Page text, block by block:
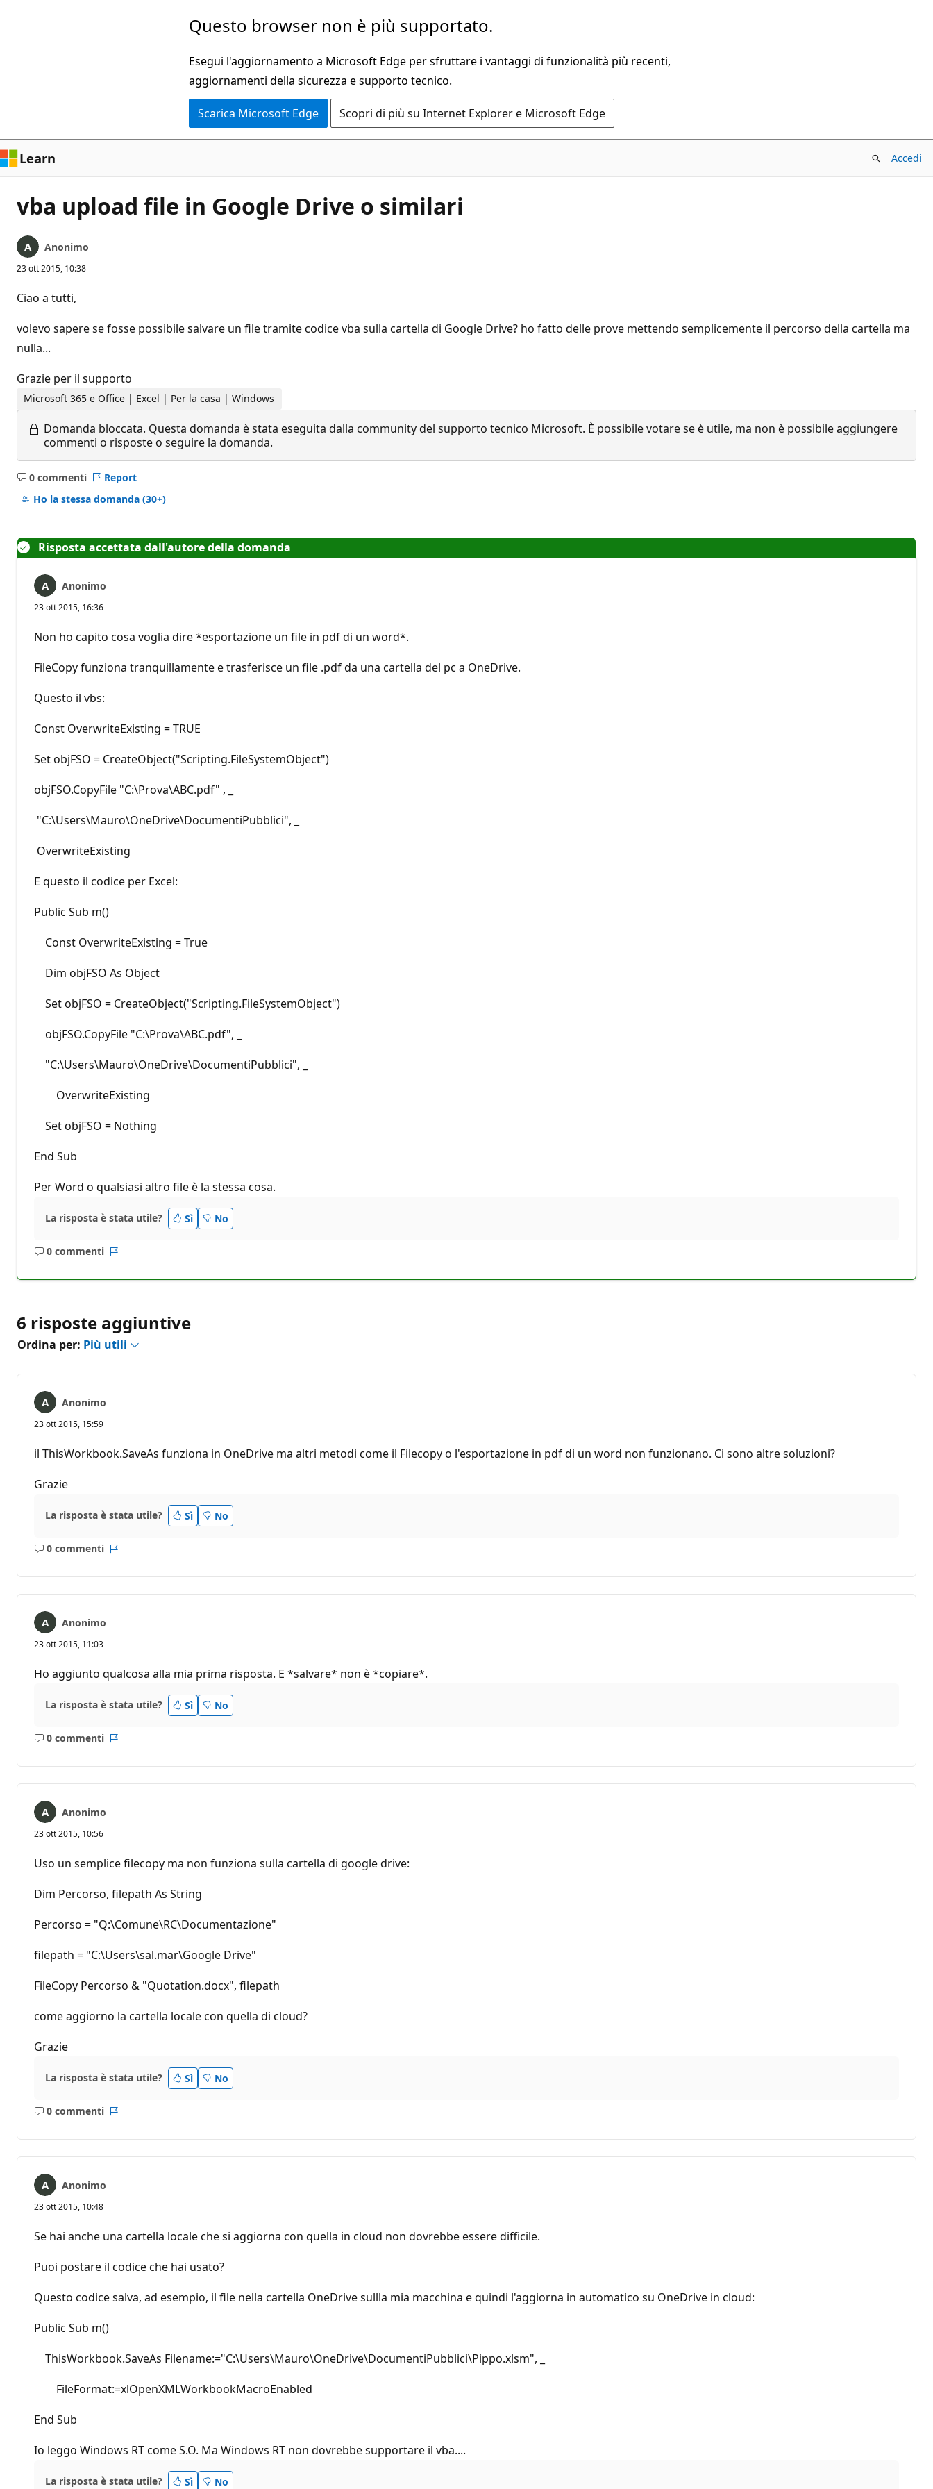
Questo browser non è più supportato.
Esegui l'aggiornamento a Microsoft Edge per sfruttare i vantaggi di funzionalità più recenti,
aggiornamenti della sicurezza e supporto tecnico.
Scarica Microsoft Edge Scopri di più su Internet Explorer e Microsoft Edge
Learn Accedi
vba upload file in Google Drive o similari
Anonimo
23 ott 2015, 10:38
Ciao a tutti,
volevo sapere se fosse possibile salvare un file tramite codice vba sulla cartella di Google Drive? ho fatto delle prove mettendo semplicemente il percorso della cartella ma
nulla...
Grazie per il supporto
Microsoft 365 e Office | Excel | Per la casa | Windows
Domanda bloccata. Questa domanda è stata eseguita dalla community del supporto tecnico Microsoft. È possibile votare se è utile, ma non è possibile aggiungere
commenti o risposte o seguire la domanda.
0 commenti
Nessun
commento
Report
Ho la stessa domanda (30+)
Risposta accettata dall'autore della domanda
Anonimo
23 ott 2015, 16:36
Non ho capito cosa voglia dire *esportazione un file in pdf di un word*.
FileCopy funziona tranquillamente e trasferisce un file .pdf da una cartella del pc a OneDrive.
Questo il vbs:
Const OverwriteExisting = TRUE
Set objFSO = CreateObject("Scripting.FileSystemObject")
objFSO.CopyFile "C:\Prova\ABC.pdf" , _
"C:\Users\Mauro\OneDrive\DocumentiPubblici", _
OverwriteExisting
E questo il codice per Excel:
Public Sub m()
Const OverwriteExisting = True
Dim objFSO As Object
Set objFSO = CreateObject("Scripting.FileSystemObject")
objFSO.CopyFile "C:\Prova\ABC.pdf", _
"C:\Users\Mauro\OneDrive\DocumentiPubblici", _
OverwriteExisting
Set objFSO = Nothing
End Sub
Per Word o qualsiasi altro file è la stessa cosa.
La risposta è stata utile? Sì No
0 commenti
Nessun
6 risposte aggiuntive
Ordina per: Più utili
Anonimo
23 ott 2015, 15:59
il ThisWorkbook.SaveAs funziona in OneDrive ma altri metodi come il Filecopy o l'esportazione in pdf di un word non funzionano. Ci sono altre soluzioni?
Grazie
La risposta è stata utile? Sì No
0 commenti
Nessun
Anonimo
23 ott 2015, 11:03
Ho aggiunto qualcosa alla mia prima risposta. E *salvare* non è *copiare*.
La risposta è stata utile? Sì No
0 commenti
Nessun
Anonimo
23 ott 2015, 10:56
Uso un semplice filecopy ma non funziona sulla cartella di google drive:
Dim Percorso, filepath As String
Percorso = "Q:\Comune\RC\Documentazione"
filepath = "C:\Users\sal.mar\Google Drive"
FileCopy Percorso & "Quotation.docx", filepath
come aggiorno la cartella locale con quella di cloud?
Grazie
La risposta è stata utile? Sì No
0 commenti
Nessun
Anonimo
23 ott 2015, 10:48
Se hai anche una cartella locale che si aggiorna con quella in cloud non dovrebbe essere difficile.
Puoi postare il codice che hai usato?
Questo codice salva, ad esempio, il file nella cartella OneDrive sullla mia macchina e quindi l'aggiorna in automatico su OneDrive in cloud:
Public Sub m()
ThisWorkbook.SaveAs Filename:="C:\Users\Mauro\OneDrive\DocumentiPubblici\Pippo.xlsm", _
FileFormat:=xlOpenXMLWorkbookMacroEnabled
End Sub
Io leggo Windows RT come S.O. Ma Windows RT non dovrebbe supportare il vba....
La risposta è stata utile? Sì No